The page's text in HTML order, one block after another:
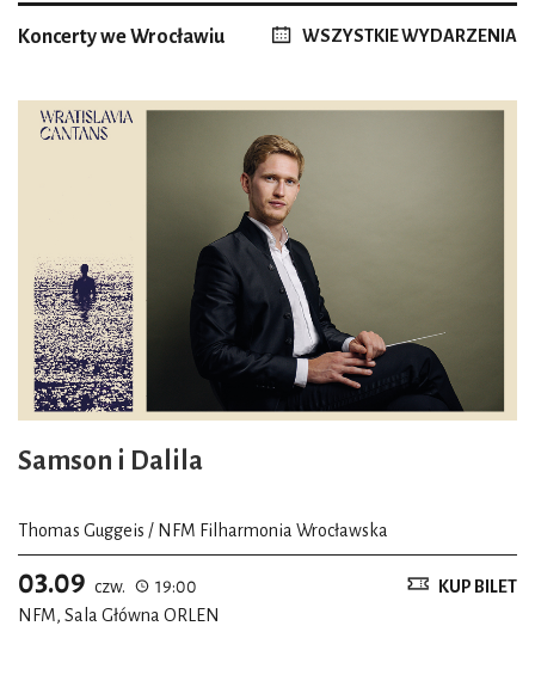
pierwszy lub kolejny pojawią się na Wratislavii Cantans.
jego dziewięćdziesiątych urodzin. Poprowadzi on NFM
Filharmonię Wrocławską i Chór NFM. Obecność maestra
jest dla mnie osobiście niezwykle poruszająca. Dziwna
historia wiąże się z Ars Cantus – ten znakomity wrocławski
zespół nigdy nie miał koncertu w głównym nurcie
Wratislavii Cantans, a jedynie podczas wydarzenia
towarzyszącego! Jego członkowie bardzo wnikliwie i
konsekwentnie badają twórczość kompozytorów Śląska, a
także ogólnie rozumianej epoki średniowiecza.
Podczas tegorocznej Wratislavii wystąpi również NFM
Orkiestra Leopoldinum. U boku jej dyrektora
artystycznego Alexandra Sitkovetsky’ego zobaczymy
skrzypka, obaj artyści pojawią się też w koncertach
kameralnych.
Tajemniczy skrzypek to oczywiście Bartłomiej Nizioł. Wraz
Koncerty we Wrocławiu WSZYSTKIE WYDARZENIA
Samson i Dalila
Thomas Guggeis / NFM Filharmonia Wrocławska
03.09 czw.
19:00
NFM, Sala Główna ORLEN
KUP BILET